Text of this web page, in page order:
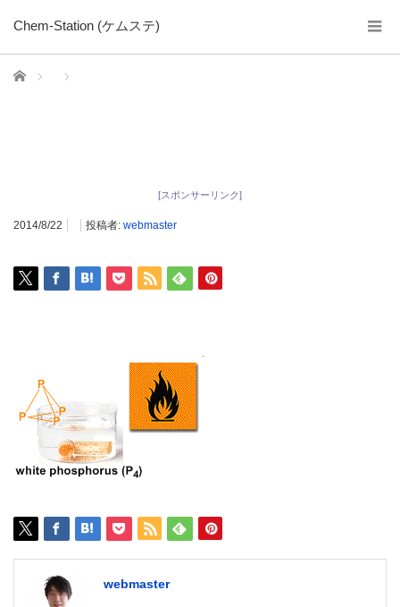
Chem-Station (ケムステ)
ホーム
[スポンサーリンク]
2014/8/22 投稿者: webmaster
webmaster